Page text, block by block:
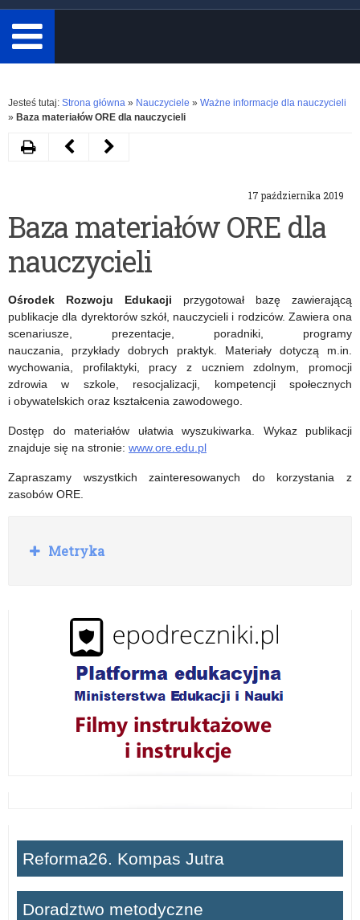
minimum
3
znaki.
Rozwiń
Jesteś tutaj: Strona główna » Nauczyciele » Ważne informacje dla nauczycieli
» Baza materiałów ORE dla nauczycieli
17 października 2019
Baza materiałów ORE dla
nauczycieli
Ośrodek Rozwoju Edukacji przygotował bazę zawierającą
publikacje dla dyrektorów szkół, nauczycieli i rodziców. Zawiera ona
scenariusze, prezentacje, poradniki, programy
nauczania, przykłady dobrych praktyk. Materiały dotyczą m.in.
wychowania, profilaktyki, pracy z uczniem zdolnym, promocji
zdrowia w szkole, resocjalizacji, kompetencji społecznych
i obywatelskich oraz kształcenia zawodowego.
Dostęp do materiałów ułatwia wyszukiwarka. Wykaz publikacji
znajduje się na stronie: www.ore.edu.pl
Zapraszamy wszystkich zainteresowanych do korzystania z
zasobów ORE.
DrukujNastępny
Platforma
Edukacyjna
dostępna
dla
nauczycieli
Poprzedni
Orkiestr
w
–
20.
rocznica
wstąpienia
do
NATO
R
o
Metryka
Reforma26. Kompas Jutra
Doradztwo metodyczne